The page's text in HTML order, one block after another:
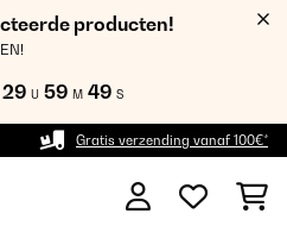
producten!
29 U 59 M 48 S
Gratis verzending vanaf 100€*